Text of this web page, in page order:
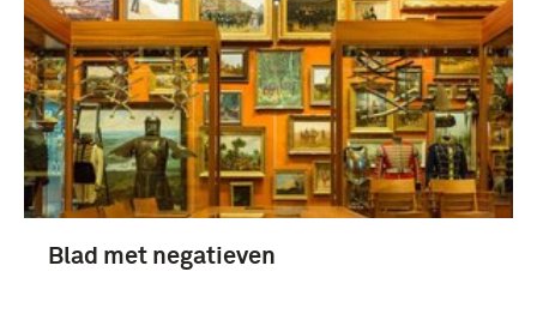
Blad met negatieven